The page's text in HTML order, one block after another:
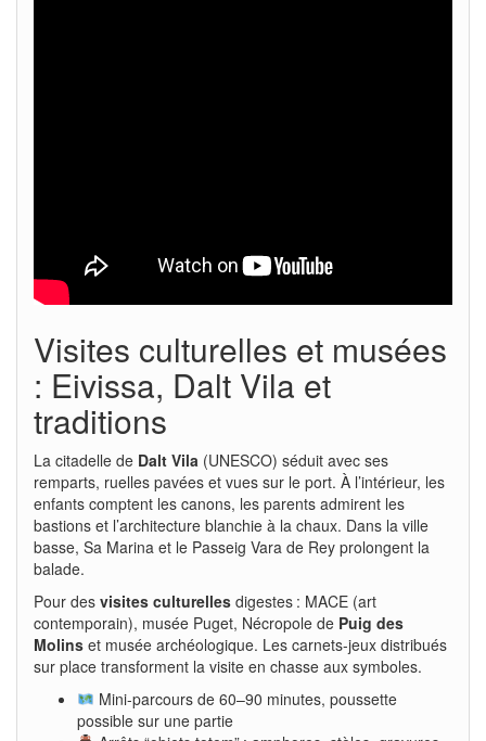
Visites culturelles et musées
: Eivissa, Dalt Vila et
traditions
La citadelle de Dalt Vila (UNESCO) séduit avec ses
remparts, ruelles pavées et vues sur le port. À l’intérieur, les
enfants comptent les canons, les parents admirent les
bastions et l’architecture blanchie à la chaux. Dans la ville
basse, Sa Marina et le Passeig Vara de Rey prolongent la
balade.
Pour des visites culturelles digestes : MACE (art
contemporain), musée Puget, Nécropole de Puig des
Molins et musée archéologique. Les carnets-jeux distribués
sur place transforment la visite en chasse aux symboles.
Mini-parcours de 60–90 minutes, poussette
possible sur une partie